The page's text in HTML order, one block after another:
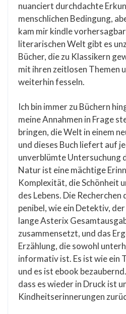
nuanciert durchdachte
menschlichen Bedingung,
kam mir kindle
literarischen Welt gibt es
Bücher, die zu Klassikern
mit ihren zeitlosen Themen
weiterhin fesseln.
Ich bin immer zu Büchern
meine Annahmen in Frage
bringen, die Welt in einem
und dieses Buch liefert auf
unverblümte Untersuchung
Natur ist eine mächtige
Komplexität, die Schönheit
des Lebens. Die
penibel, wie ein Detektiv,
lange Asterix
zusammensetzt, und das
Erzählung, die sowohl
informativ ist. Es ist wie ein
und es ist ebook
dass es wieder in Druck ist
Kindheitserinnerungen